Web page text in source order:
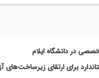
در دانشگاه ایلام
برای ارتقای